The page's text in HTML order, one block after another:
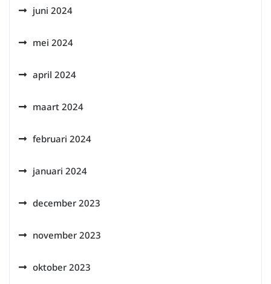
juni 2024
mei 2024
april 2024
maart 2024
februari 2024
januari 2024
december 2023
november 2023
oktober 2023